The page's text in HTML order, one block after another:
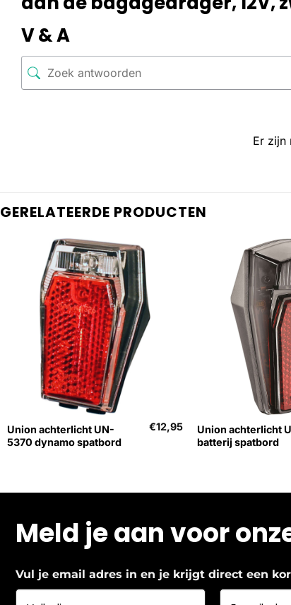
V & A
Er zijn
GERELATEERDE PRODUCTEN
Union achterlicht UN-
5370 dynamo spatbord
€12,95
Union achterlicht
batterij spatbord
Meld je aan voor
Vul je email adres in en je krijgt direct een